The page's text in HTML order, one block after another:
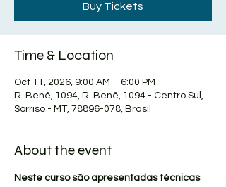
Buy Tickets
Time & Location
Oct 11, 2026, 9:00 AM – 6:00 PM
R. Benê, 1094, R. Benê, 1094 - Centro Sul,
Sorriso - MT, 78896-078, Brasil
About the event
Neste curso são apresentadas técnicas